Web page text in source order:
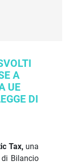
A
UE
DI
Tax, una
Bilancio